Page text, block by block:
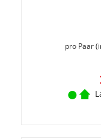
pro Paar